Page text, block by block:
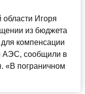
Игоря
из бюджета
компенсации
АЭС, сообщили в
«В пограничном